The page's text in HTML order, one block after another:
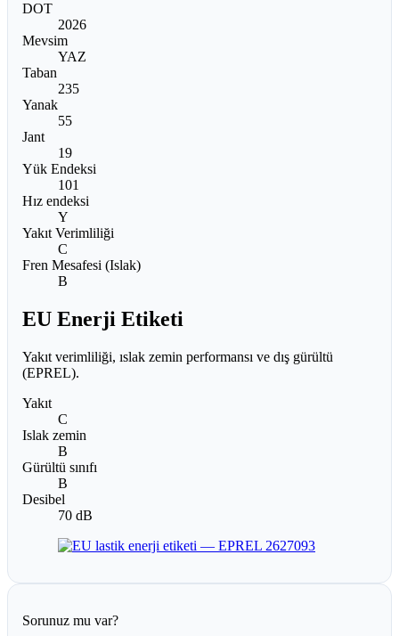
DOT
2026
Mevsim
YAZ
Taban
235
Yanak
55
Jant
19
Yük Endeksi
101
Hız endeksi
Y
Yakıt Verimliliği
C
Fren Mesafesi (Islak)
B
EU Enerji Etiketi
Yakıt verimliliği, ıslak zemin performansı ve dış gürültü
(EPREL).
Yakıt
C
Islak zemin
B
Gürültü sınıfı
B
Desibel
70 dB
Sorunuz mu var?